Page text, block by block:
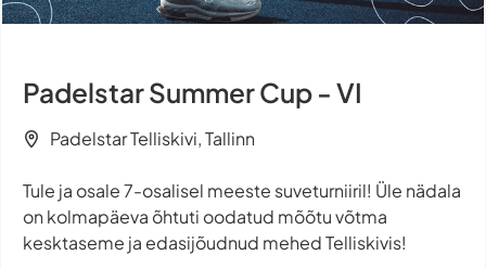
Padelstar Summer Cup - VI
Padelstar Telliskivi, Tallinn
Tule ja osale 7-osalisel meeste suveturniiril! Üle nädala
on kolmapäeva õhtuti oodatud mõõtu võtma
kesktaseme ja edasijõudnud mehed Telliskivis!